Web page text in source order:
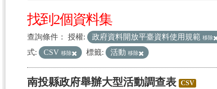
找到2個資料集
查詢條件： 授權: 政府資料開放平臺資料使用規範 移除
式: CSV 移除 標籤: 活動 移除
南投縣政府舉辦大型活動調查表 CSV